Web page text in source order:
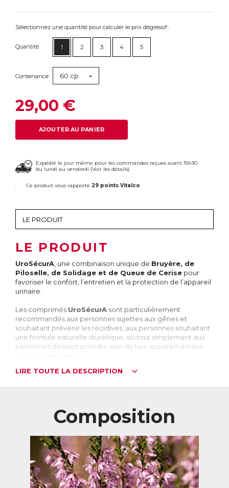
Sélectionnez une quantité pour calculer le prix dégressif :
Quantité 1 2 3 4 5
Contenance 60 cp
29,00 €
AJOUTER AU PANIER
Expédié le jour même pour les commandes reçues avant 15h30
du lundi au vendredi (Voir les détails).
Ce produit vous rapporte 29 points Vitalco
LE PRODUIT
UroSécurA , une combinaison unique de Bruyère, de
Piloselle, de Solidage et de Queue de Cerise pour
favoriser le confort, l’entretien et la protection de l’appareil
urinaire.
Les comprimés UroSécurA sont particulièrement
recommandés aux personnes sujettes aux gênes et
souhaitant prévenir les récidives, aux personnes souhaitant
une formule naturelle diurétique, ou tout simplement aux
personnes désirant prendre soin de leur appareil urinaire
L’appareil urinaire : un circuit discret pour une
vessie, de l’urètre et du méat urinaire (orifice par lequel
l’urine est évacuée), assure plusieurs fonctions vitales :
● Production d’urine et élimination des déchets
● Equilibre électrolytique (sodium, potassium, etc.) et acido-
basique (pH sanguin)
● Equilibre hydrique
● Synthèse d’hormones, d’enzymes et de vitamines
LIRE TOUTE LA DESCRIPTION
Composition